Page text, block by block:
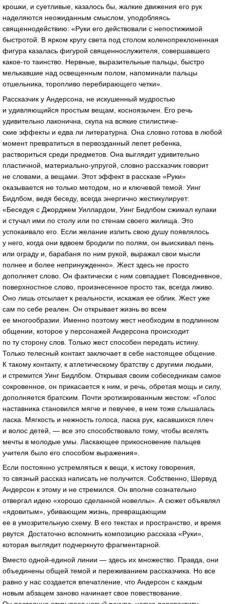
крошки, и суетливые, казалось бы, жалкие движения его рук
наделяются неожиданным смыслом, уподобляясь
священнодействию: «Руки его действовали с непостижимой
быстротой. В ярком кругу света под столом коленопреклоненная
фигура казалась фигурой священнослужителя, совершавшего
какое-то таинство. Нервные, выразительные пальцы, быстро
мелькавшие над освещенным полом, напоминали пальцы
отшельника, торопливо перебирающего четки».
Рассказчик у Андерсона, не искушенный мудростью
и удивляющийся простым вещам, косноязычен. Его речь
удивительно лаконична, скупа на всякие стилистиче-
ские эффекты и едва ли литературна. Она словно готова в любой
момент превратиться в первозданный лепет ребенка,
раствориться среди предметов. Она выглядит удивительно
пластичной, материально-упругой , словно рассказчик говорит
не словами, а вещами. Этот эффект в рассказе «Руки»
оказывается не только методом, но и ключевой темой. Уинг
Бидлбом, ведя беседу, всегда энергично жестикулирует:
«Беседуя с Джорджем Уиллардом, Уинг Бидлбом сжимал кулаки
и стучал ими по столу или по стенам своего жилища. Это
успокаивало его. Если желание излить свою душу появлялось
у него, когда они вдвоем бродили по полям, он выискивал пень
или ограду и, барабаня по ним рукой, выражал свои мысли
полнее и более непринужденно». Жест здесь не просто
дополняет слово. Он фактически с ним совпадает. Повседневное,
поверхностное слово, произнесенное просто так, всегда лживо.
Оно лишь отсылает к реальности, искажая ее облик. Жест уже
сам по себе реален. Он открывает жизнь во всем
ее многообразии. Именно поэтому жест необходим в подлинном
общении, которое у персонажей Андерсона происходит
по ту сторону слов. Только жест способен передать истину.
Только телесный контакт заключает в себе настоящее общение.
К такому контакту, к атлетическому братству с другими людьми,
и стремится Уинг Бидлбом. Открывая своим собеседникам самое
сокровенное, он прикасается к ним, и речь, обретая мощь и силу,
дополняется братским. Почти эротизированным жестом: «Голос
наставника становился мягче и певучее, в нем тоже слышалась
ласка. Мягкость и нежность голоса, ласка рук, касавшихся плеч
и волос детей, — все это способствовало тому, чтобы вселять
мечты в молодые умы. Ласкающее прикосновение пальцев
учителя было его способом выражения».
Если постоянно устремляться к вещи, к истоку говорения,
то связный рассказ написать не получится. Собственно, Шервуд
Андерсон к этому и не стремился. Он вполне сознательно
отвергал идею «хорошо сделанной новеллы». А сюжет объявлял
«ядовитым», убивающим жизнь, превращающим
ее в умозрительную схему. В его текстах и пространство, и время
рвутся. Достаточно вспомнить композицию рассказа «Руки»,
которая выглядит подчеркнуто фрагментарной.
Вместо одной-единой линии — здесь их множество. Правда, они
объединены общей темой и переживанием рассказчика. Но все
равно у нас создается впечатление, что Андерсон с каждым
новым абзацем заново начинает свое повествование.